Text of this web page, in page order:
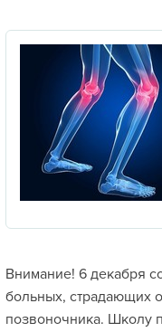
Внимание! 6 декабря
больных, страдающих
позвоночника. Школу